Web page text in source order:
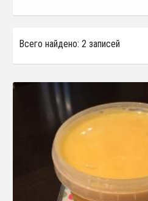
Всего найдено: 2 записей